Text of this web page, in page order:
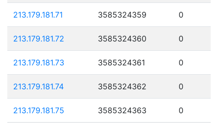
213.179.181.71 3585324359 0
213.179.181.72 3585324360 0
213.179.181.73 3585324361 0
213.179.181.74 3585324362 0
213.179.181.75 3585324363 0